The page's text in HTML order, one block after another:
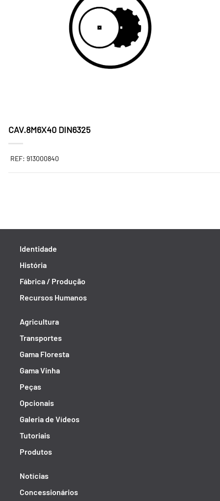
CAV.8M6X40 DIN6325
REF: 913000840
Identidade
História
Fábrica / Produção
Recursos Humanos
Agricultura
Transportes
Gama Floresta
Gama Vinha
Peças
Opcionais
Galeria de Vídeos
Tutoriais
Produtos
Notícias
Concessionários